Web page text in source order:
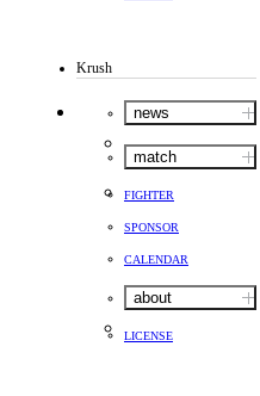
Krush
news
match
FIGHTER
SPONSOR
CALENDAR
about
LICENSE